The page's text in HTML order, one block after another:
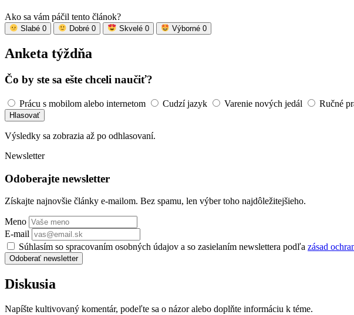
Ako sa vám páčil tento článok?
Slabé 0 Dobré 0 Skvelé 0 Výborné 0
Anketa týždňa
Čo by ste sa ešte chceli naučiť?
Prácu s mobilom alebo internetom Cudzí jazyk Varenie nových jedál Ručné
Hlasovať
Výsledky sa zobrazia až po odhlasovaní.
Newsletter
Odoberajte newsletter
Získajte najnovšie články e-mailom. Bez spamu, len výber toho najdôležitejšieho.
Meno
E-mail
Súhlasím so spracovaním osobných údajov a so zasielaním newslettera podľa zásad
Odoberať newsletter
Diskusia
Napíšte kultivovaný komentár, podeľte sa o názor alebo doplňte informáciu k téme.